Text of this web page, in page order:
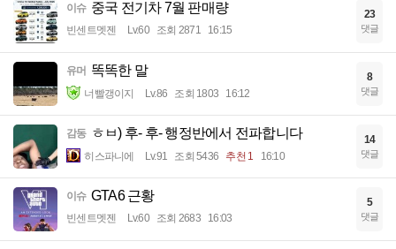
이슈 중국 전기차 7월 판매량
빈센트멧젠 Lv.60 조회 2871 16:15
23
댓글
유머 똑똑한 말
너빨갱이지 Lv.86 조회 1803 16:12
8
댓글
감동 ㅎㅂ) 후- 후- 행정반에서 전파합니다
히스파니에 Lv.91 조회 5436 추천 1 16:10
14
댓글
이슈 GTA6 근황
빈센트멧젠 Lv.60 조회 2683 16:03
5
댓글